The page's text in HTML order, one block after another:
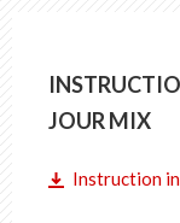
JOUR MIX
Instruction